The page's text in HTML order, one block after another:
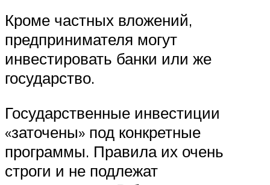
Кроме частных вложений,
предпринимателя могут
инвестировать банки или же
государство.
Государственные инвестиции
«заточены» под конкретные
программы. Правила их очень
строги и не подлежат